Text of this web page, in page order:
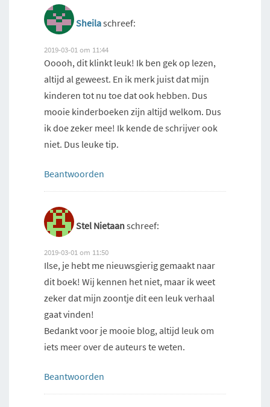
Sheilaschreef:
2019-03-01 om 11:44
Ooooh, dit klinkt leuk! Ik ben gek op lezen,
altijd al geweest. En ik merk juist dat mijn
kinderen tot nu toe dat ook hebben. Dus
mooie kinderboeken zijn altijd welkom. Dus
ik doe zeker mee! Ik kende de schrijver ook
niet. Dus leuke tip.
Beantwoorden
Stel Nietaanschreef:
2019-03-01 om 11:50
Ilse, je hebt me nieuwsgierig gemaakt naar
dit boek! Wij kennen het niet, maar ik weet
zeker dat mijn zoontje dit een leuk verhaal
gaat vinden!
Bedankt voor je mooie blog, altijd leuk om
iets meer over de auteurs te weten.
Beantwoorden